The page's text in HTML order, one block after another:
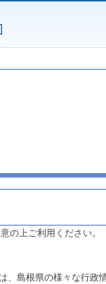
の上ご利用ください。
、島根県の様々な行